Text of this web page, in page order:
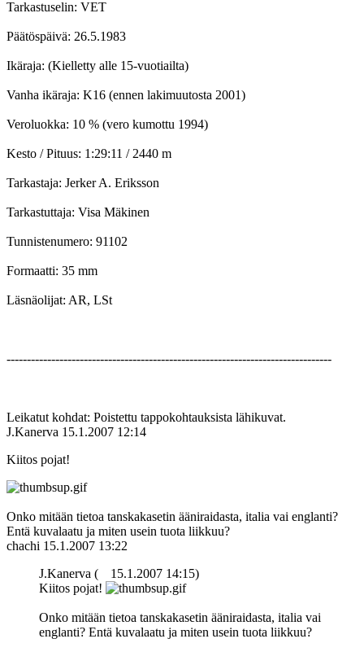
Tarkastuselin: VET
Päätöspäivä: 26.5.1983
Ikäraja: (Kielletty alle 15-vuotiailta)
Vanha ikäraja: K16 (ennen lakimuutosta 2001)
Veroluokka: 10 % (vero kumottu 1994)
Kesto / Pituus: 1:29:11 / 2440 m
Tarkastaja: Jerker A. Eriksson
Tarkastuttaja: Visa Mäkinen
Tunnistenumero: 91102
Formaatti: 35 mm
Läsnäolijat: AR, LSt
--------------------------------------------------------------------------------
Leikatut kohdat: Poistettu tappokohtauksista lähikuvat.
J.Kanerva 15.1.2007 12:14
Kiitos pojat!
Onko mitään tietoa tanskakasetin ääniraidasta, italia vai englanti?
Entä kuvalaatu ja miten usein tuota liikkuu?
chachi 15.1.2007 13:22
J.Kanerva (
15.1.2007 14:15)
Kiitos pojat!
Onko mitään tietoa tanskakasetin ääniraidasta, italia vai
englanti? Entä kuvalaatu ja miten usein tuota liikkuu?